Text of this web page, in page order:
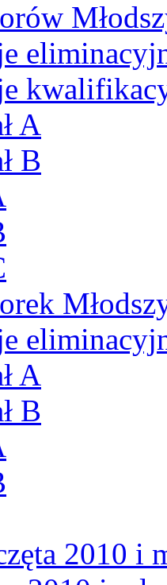
A
B
A
B
2010 i